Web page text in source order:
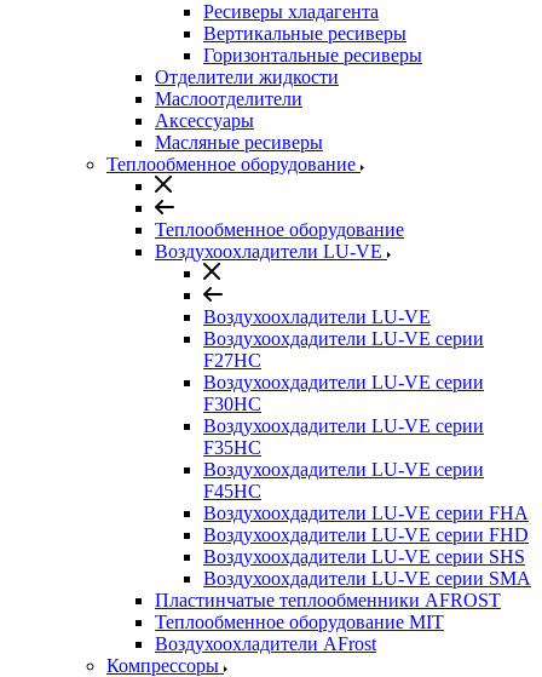
Ресиверы хладагента
Вертикальные ресиверы
Горизонтальные ресиверы
Отделители жидкости
Маслоотделители
Аксессуары
Масляные ресиверы
Теплообменное оборудование
Теплообменное оборудование
Воздухоохладители LU-VE
Воздухоохладители LU-VE
Воздухоохдадители LU-VE серии
F27HC
Воздухоохдадители LU-VE серии
F30HC
Воздухоохдадители LU-VE серии
F35HC
Воздухоохдадители LU-VE серии
F45HC
Воздухоохдадители LU-VE серии FHA
Воздухоохдадители LU-VE серии FHD
Воздухоохдадители LU-VE серии SHS
Воздухоохдадители LU-VE серии SMA
Пластинчатые теплообменники AFROST
Теплообменное оборудование MIT
Воздухоохладители AFrost
Компрессоры